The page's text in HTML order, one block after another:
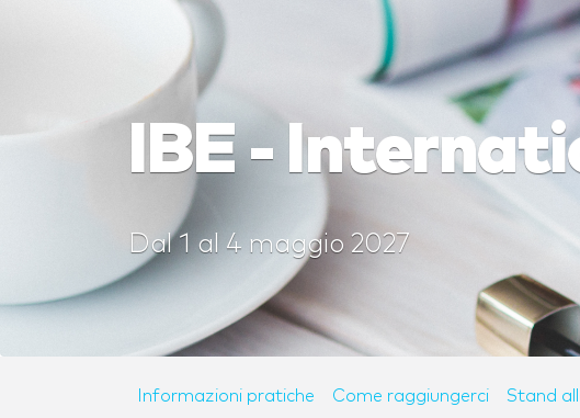
IBE -
Dal 1 al 4 maggio 2027
Informazioni pratiche Come raggiungerci Stand